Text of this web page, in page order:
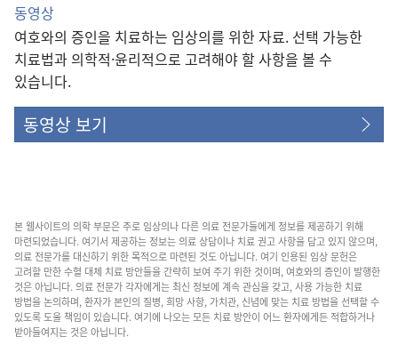
동영상
여호와의 증인을 치료하는 임상의를 위한 자료. 선택 가능한
치료법과 의학적·윤리적으로 고려해야 할 사항을 볼 수
있습니다.
동영상 보기
본 웹사이트의 의학 부문은 주로 임상의나 다른 의료 전문가들에게 정보를 제공하기 위해
마련되었습니다. 여기서 제공하는 정보는 의료 상담이나 치료 권고 사항을 담고 있지 않으며,
의료 전문가를 대신하기 위한 목적으로 마련된 것도 아닙니다. 여기 인용된 임상 문헌은
고려할 만한 수혈 대체 치료 방안들을 간략히 보여 주기 위한 것이며, 여호와의 증인이 발행한
것은 아닙니다. 의료 전문가 각자에게는 최신 정보에 계속 관심을 갖고, 사용 가능한 치료
방법을 논의하며, 환자가 본인의 질병, 희망 사항, 가치관, 신념에 맞는 치료 방법을 선택할 수
있도록 도울 책임이 있습니다. 여기에 나오는 모든 치료 방안이 어느 환자에게든 적합하거나
받아들여지는 것은 아닙니다.